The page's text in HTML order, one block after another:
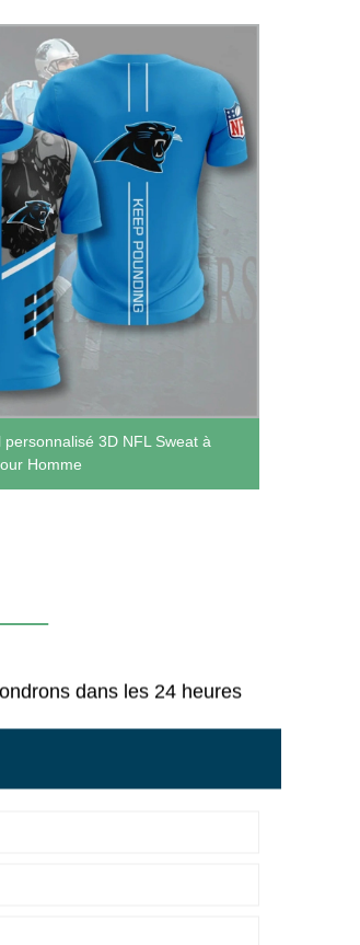
3D NFL Sweat à
Homme
dans les 24 heures